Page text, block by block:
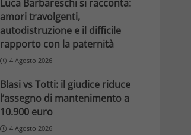
Luca Barbareschi si racconta:
amori travolgenti,
autodistruzione e il difficile
rapporto con la paternità
4 Agosto 2026
Blasi vs Totti: il giudice riduce
l’assegno di mantenimento a
10.900 euro
4 Agosto 2026